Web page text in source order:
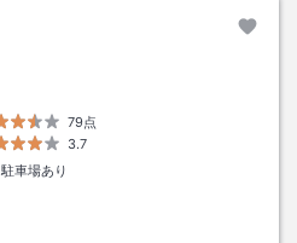
79点
3.7
駐車場あり